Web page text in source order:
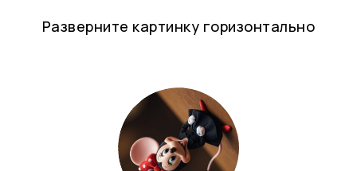
Разверните картинку горизонтально